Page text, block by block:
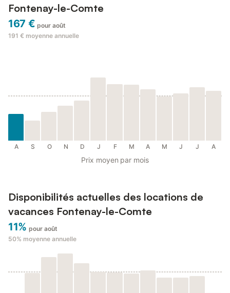
Fontenay-le-Comte
167 € pour août
191 € moyenne annuelle
A S O N D J F M A M J J A
Prix moyen par mois
Disponibilités actuelles des locations de
vacances Fontenay-le-Comte
11% pour août
50% moyenne annuelle